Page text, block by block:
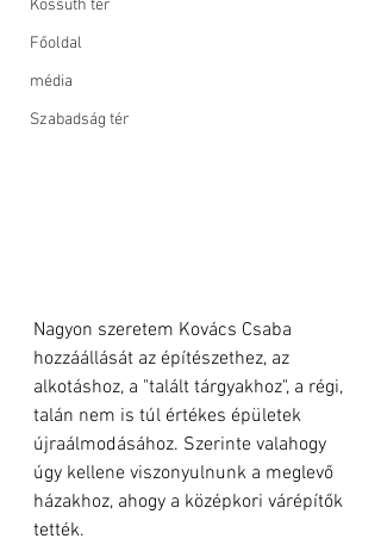
Kossuth tér
Főoldal
média
Szabadság tér
Nagyon szeretem Kovács Csaba
hozzáállását az építészethez, az
alkotáshoz, a "talált tárgyakhoz", a régi,
talán nem is túl értékes épületek
újraálmodásához. Szerinte valahogy
úgy kellene viszonyulnunk a meglevő
házakhoz, ahogy a középkori várépítők
tették.